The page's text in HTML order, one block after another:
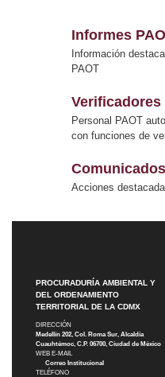
Informes
Información
PAOT
Verificadores
Personal PAOT
con funciones de
Acciones
PROCURADURÍA AMBIENTAL Y
DEL ORDENAMIENTO
TERRITORIAL DE LA CDMX
DIRECCIÓN
Medellín 202, Col. Roma Sur, Alcaldía
Cuauhtémoc, C.P. 06700, Ciudad de México
WEB E-MAIL
Correo Institucional
TELÉFONO